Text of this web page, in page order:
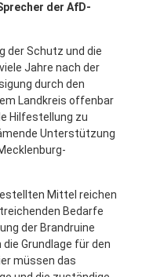
der AfD-
der Schutz und die
Jahre nach der
durch den
Landkreis offenbar
Hilfestellung zu
Unterstützung
Mittel reichen
Bedarfe
der Brandruine
Grundlage für den
müssen das